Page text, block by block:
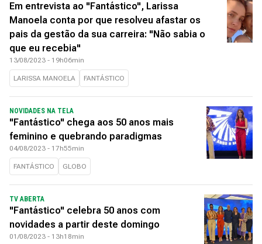
Em entrevista ao "Fantástico", Larissa
Manoela conta por que resolveu afastar os
pais da gestão da sua carreira: "Não sabia o
que eu recebia"
13/08/2023 - 19h06min
LARISSA MANOELA FANTÁSTICO
NOVIDADES NA TELA
"Fantástico" chega aos 50 anos mais
feminino e quebrando paradigmas
04/08/2023 - 17h55min
FANTÁSTICO GLOBO
TV ABERTA
"Fantástico" celebra 50 anos com
novidades a partir deste domingo
01/08/2023 - 13h18min